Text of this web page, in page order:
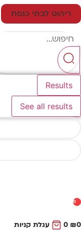
ריהוט לבתי כנסת
Results
See all results
0
₪
0 עגלת קניות